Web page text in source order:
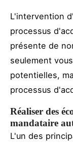
L'intervention
processus
présente de
seulement
potentielles,
processus
Réaliser des
mandataire
L'un des